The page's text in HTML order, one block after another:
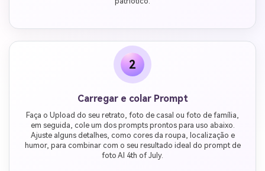
2
Carregar e colar Prompt
Faça o Upload do seu retrato, foto de casal ou foto de família,
em seguida, cole um dos prompts prontos para uso abaixo.
Ajuste alguns detalhes, como cores da roupa, localização e
humor, para combinar com o seu resultado ideal do prompt de
foto AI 4th of July.